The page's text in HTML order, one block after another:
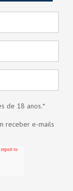
de 18 anos.*
receber e-mails